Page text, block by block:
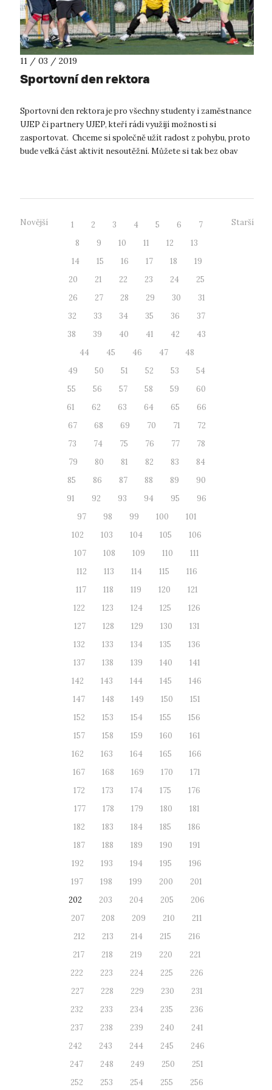
11 / 03 / 2019
Sportovní den rektora
Sportovní den rektora je pro všechny studenty i zaměstnance
UJEP či partnery UJEP, kteří rádi využijí možnosti si
zasportovat. Chceme si společně užít radost z pohybu, proto
bude velká část aktivit nesoutěžní. Můžete si tak bez obav
Novější 1 2 3 4 5 6
7
8
9 10 11 12
13
14
15 16 17 18
19
20
21 22 23 24
25
26
27 28 29 30
31
32
33 34 35 36
37
38
39 40 41 42
43
44
45 46 47
48
49
50 51 52 53
54
55
56 57 58 59
60
61
62 63 64 65
66
67
68 69 70 71
72
73
74 75 76 77
78
79
80 81 82 83
84
85
86 87 88 89
90
91
92 93 94 95
96
97
98 99 100
101
102
103 104 105
106
107
108 109 110
111
112
113 114 115
116
117
118 119 120
121
122
123 124 125
126
127
128 129 130
131
132
133 134 135
136
137
138 139 140
141
142
143 144 145
146
147
148 149 150
151
152
153 154 155
156
157
158 159 160
161
162
163 164 165
166
167
168 169 170
171
172
173 174 175
176
177
178 179 180
181
182
183 184 185
186
187
188 189 190
191
192
193 194 195
196
197
198 199 200
201
202
203 204 205
206
207
208 209 210
211
212
213 214 215
216
217
218 219 220
221
222
223 224 225
226
227
228 229 230
231
232
233 234 235
236
237
238 239 240
241
242
243 244 245
246
247
248 249 250
251
252
253 254 255
256
Starší